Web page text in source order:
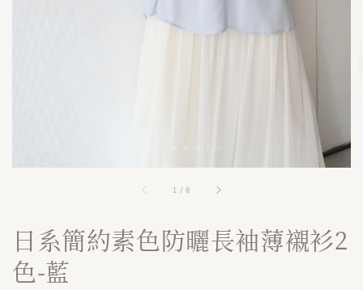
1 /8
日系簡約素色防曬長袖薄襯衫2
色-藍